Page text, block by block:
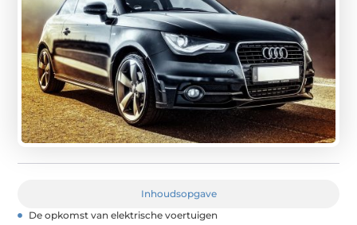
Inhoudsopgave
De opkomst van elektrische voertuigen